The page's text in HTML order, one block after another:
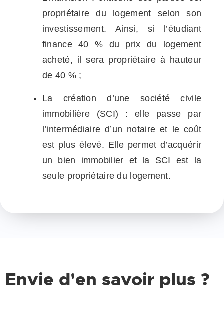
propriétaire du logement selon son
investissement. Ainsi, si l’étudiant
finance 40 % du prix du logement
acheté, il sera propriétaire à hauteur
de 40 % ;
La création d’une société civile
immobilière (SCI) : elle passe par
l’intermédiaire d’un notaire et le coût
est plus élevé. Elle permet d’acquérir
un bien immobilier et la SCI est la
seule propriétaire du logement.
Envie d'en savoir plus ?